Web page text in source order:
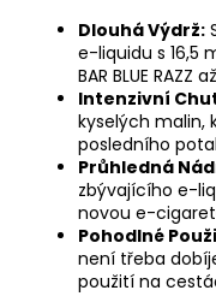
Dlouhá Výdrž:
e-liquidu s 16,5
BAR BLUE
Intenzivní
kyselých malin,
posledního
Průhledná
zbývajícího e-
novou e-
Pohodlné
není třeba
použití na